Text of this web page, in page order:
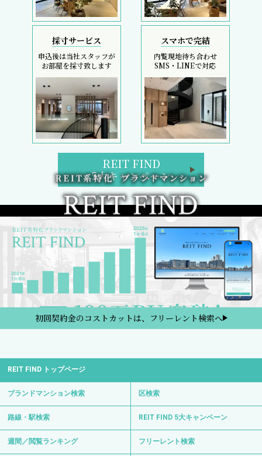
採寸サービス
申込後は当社スタッフが
お部屋を採寸致します
スマホで完結
内覧現地待ち合わせ
SMS・LINEで対応
REIT FIND
5大キャンペーン
初回契約金のコストカットは、フリーレント検索へ
REIT FIND トップページ
ブランドマンション検索 区検索
路線・駅検索 REIT FIND 5大キャンペーン
週間／閲覧ランキング フリーレント検索